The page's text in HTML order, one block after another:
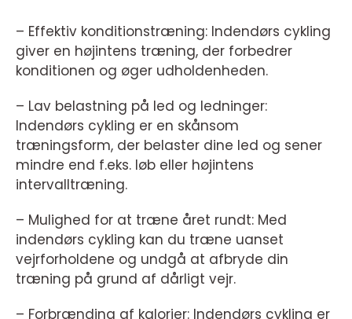
– Effektiv konditionstræning: Indendørs cykling
giver en højintens træning, der forbedrer
konditionen og øger udholdenheden.
– Lav belastning på led og ledninger:
Indendørs cykling er en skånsom
træningsform, der belaster dine led og sener
mindre end f.eks. løb eller højintens
intervalltræning.
– Mulighed for at træne året rundt: Med
indendørs cykling kan du træne uanset
vejrforholdene og undgå at afbryde din
træning på grund af dårligt vejr.
– Forbrænding af kalorier: Indendørs cykling er